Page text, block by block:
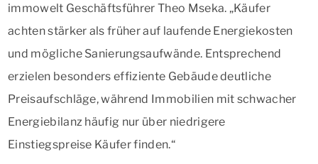
immowelt Geschäftsführer Theo Mseka. „Käufer
achten stärker als früher auf laufende Energiekosten
und mögliche Sanierungsaufwände. Entsprechend
erzielen besonders effiziente Gebäude deutliche
Preisaufschläge, während Immobilien mit schwacher
Energiebilanz häufig nur über niedrigere
Einstiegspreise Käufer finden.“